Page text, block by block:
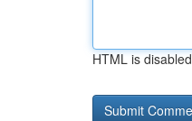
HTML is disabled